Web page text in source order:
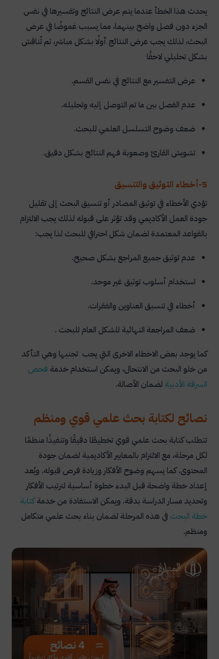
يحدث هذا الخطأ عندما يتم عرض النتائج وتفسيرها في نفس
الجزء دون فصل واضح بينهما، مما يسبب غموضًا في عرض
البحث، لذلك يجب عرض النتائج أولًا بشكل مباشر، ثم تُناقش
بشكل تحليلي لاحقًا
عرض التفسير مع النتائج في نفس القسم.
عدم الفصل بين ما تم التوصل إليه وتحليله.
ضعف وضوح التسلسل العلمي للبحث.
تشويش القارئ وصعوبة فهم النتائج بشكل دقيق.
5-أخطاء التوثيق والتنسيق
تؤدي الأخطاء في توثيق المصادر أو تنسيق البحث إلى تقليل
جودة العمل الأكاديمي وقد تؤثر على قبوله لذلك يجب الالتزام
بالقواعد المعتمدة لضمان شكل احترافي للبحث لذا يجب:
عدم توثيق جميع المراجع بشكل صحيح.
استخدام أسلوب توثيق غير موحد.
أخطاء في تنسيق العناوين والفقرات.
ضعف المراجعة النهائية للشكل العام للبحث .
كما يوجد بعض الاخطاء الاخرى التي يجب تجنبها وهي التأكد
من خلو البحث من الانتحال، ويمكن استخدام خدمة فحص
السرقة الأدبية لضمان الأصالة.
نصائح لكتابة بحث علمي قوي ومنظم
تتطلب كتابة بحث علمي قوي تخطيطًا دقيقًا وتنفيذًا منظمًا
لكل مرحلة، مع الالتزام بالمعايير الأكاديمية لضمان جودة
المحتوى. كما يسهم وضوح الأفكار وزيادة فرص قبوله. ويُعد
إعداد خطة واضحة قبل البدء خطوة أساسية لترتيب الأفكار
وتحديد مسار الدراسة بدقة. ويمكن الاستفادة من خدمةكتابة
خطة البحث في هذه المرحلة لضمان بناء بحث علمي متكامل
ومنظم.